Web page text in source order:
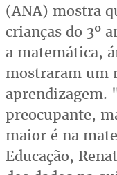
(ANA) mostra
crianças do 3º
a matemática,
mostraram um
aprendizagem.
preocupante,
maior é na
Educação,